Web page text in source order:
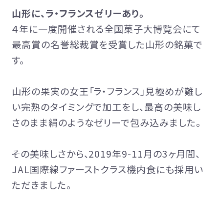
山形に、ラ・フランスゼリーあり。
４年に一度開催される全国菓子大博覧会にて
最高賞の名誉総裁賞を受賞した山形の銘菓で
す。
山形の果実の女王「ラ・フランス」見極めが難し
い完熟のタイミングで加工をし、最高の美味し
さのまま絹のようなゼリーで包み込みました。
その美味しさから、2019年9-11月の3ヶ月間、
JAL国際線ファーストクラス機内食にも採用い
ただきました。
琥珀糖
atarayo-可惜夜(あたらよ)
琥珀糖kaju*
星合いの空
羊羹kaju*
詰合せ
杵屋の冷菓
雪まろ<冷凍>
プリン大福<冷凍>